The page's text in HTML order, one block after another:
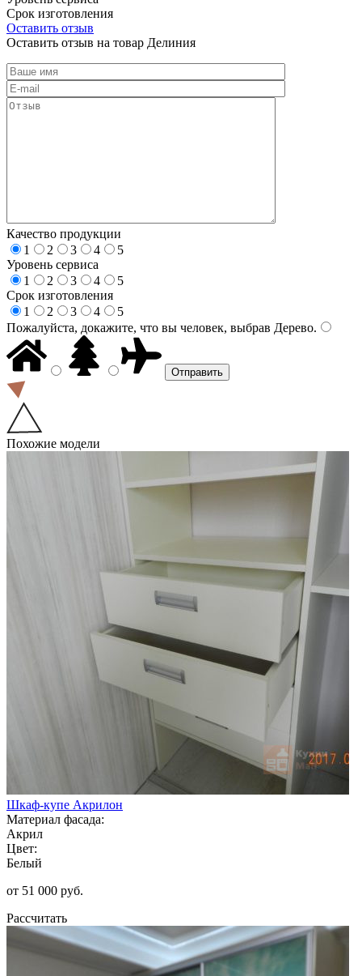
Срок изготовления
Оставить отзыв
Оставить отзыв на товар Делиния
Качество продукции
1
2 3 4
5
Уровень сервиса
1
2 3 4
5
Срок изготовления
1
2 3 4
5
Пожалуйста, докажите, что вы человек, выбрав Дерево.
Похожие модели
Шкаф-купе Акрилон
Материал фасада:
Акрил
Цвет:
Белый
от 51 000 руб.
Рассчитать